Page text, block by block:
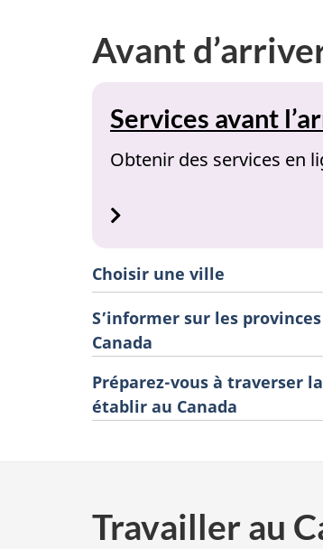
Avant
Services avant
Obtenir des services en
Choisir une ville
S’informer sur les
Canada
Préparez-vous à traverser
établir au Canada
Travailler au